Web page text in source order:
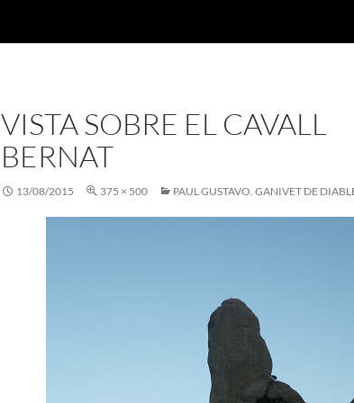
VISTA SOBRE EL CAVALL
BERNAT
13/08/2015 375 × 500 PAUL GUSTAVO. GANIVET DE